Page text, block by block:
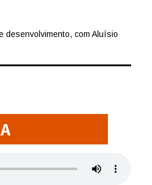
desenvolvimento, com Aluísio